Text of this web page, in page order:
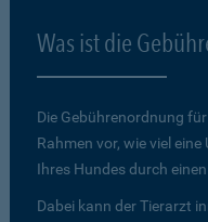
Was ist die
Die Gebührenordnung
Rahmen vor, wie viel
Ihres Hundes durch
Dabei kann der Tierarzt